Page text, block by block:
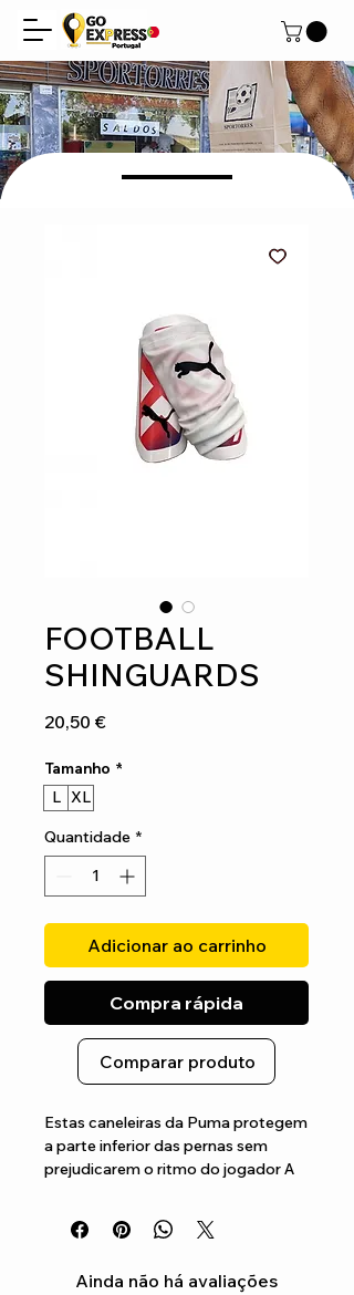
FOOTBALL
SHINGUARDS
20,50 €Preço
Tamanho *
L XL
Quantidade *
Adicionar ao carrinho
Compra rápida
Comparar produto
Estas caneleiras da Puma protegem
a parte inferior das pernas sem
prejudicarem o ritmo do jogador A
um revestimento resistente ajuda a
combater o impacto em campo
Ainda não há avaliações